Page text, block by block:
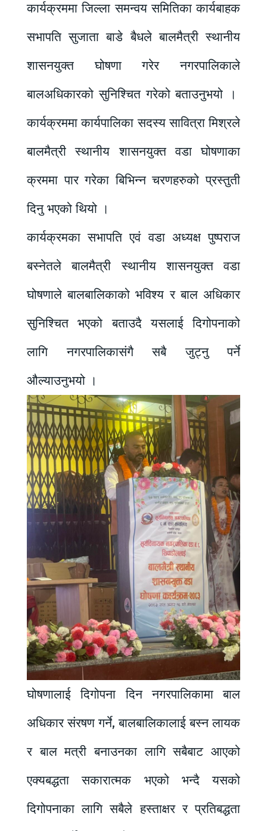
कार्यक्रममा जिल्ला समन्वय समितिका कार्यबाहक
सभापति सुजाता बाडे बैधले बालमैत्री स्थानीय
शासनयुक्त घोषणा गरेर नगरपालिकाले
बालअधिकारको सुनिश्चित गरेको बताउनुभयो ।
कार्यक्रममा कार्यपालिका सदस्य सावित्रा मिश्रले
बालमैत्री स्थानीय शासनयुक्त वडा घोषणाका
क्रममा पार गरेका बिभिन्न चरणहरुको प्रस्तुती
दिनु भएको थियो ।
कार्यक्रमका सभापति एवं वडा अध्यक्ष पुष्पराज
बस्नेतले बालमैत्री स्थानीय शासनयुक्त वडा
घोषणाले बालबालिकाको भविश्य र बाल अधिकार
सुनिश्चित भएको बताउदै यसलाई दिगोपनाको
लागि नगरपालिकासंगै सबै जुट्नु पर्ने
औल्याउनुभयो ।
घोषणालाई दिगोपना दिन नगरपालिकामा बाल
अधिकार संरषण गर्ने, बालबालिकालाई बस्न लायक
र बाल मत्री बनाउनका लागि सबैबाट आएको
एक्यबद्धता सकारात्मक भएको भन्दै यसको
दिगोपनाका लागि सबैले हस्ताक्षर र प्रतिबद्धता